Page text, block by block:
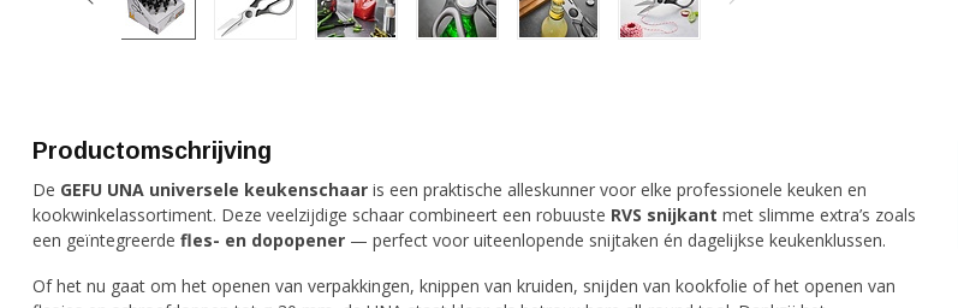
Productomschrijving
De GEFU UNA universele keukenschaar is een praktische alleskunner voor elke professionele keuken en
kookwinkelassortiment. Deze veelzijdige schaar combineert een robuuste RVS snijkant met slimme extra’s zoals
een geïntegreerde fles- en dopopener — perfect voor uiteenlopende snijtaken én dagelijkse keukenklussen.
Of het nu gaat om het openen van verpakkingen, knippen van kruiden, snijden van kookfolie of het openen van